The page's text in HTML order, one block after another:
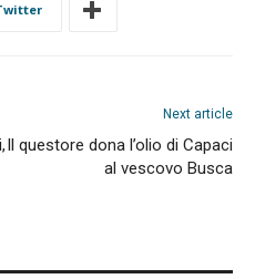
Next article
Il questore dona l’olio di Capaci
al vescovo Busca